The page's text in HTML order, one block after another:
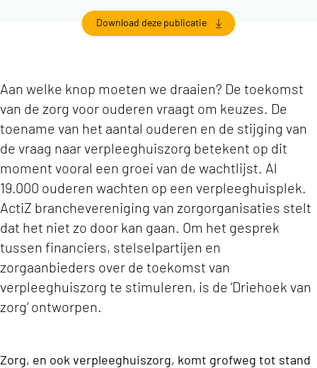
Download deze publicatie
Aan welke knop moeten we draaien? De toekomst
van de zorg voor ouderen vraagt om keuzes. De
toename van het aantal ouderen en de stijging van
de vraag naar verpleeghuiszorg betekent op dit
moment vooral een groei van de wachtlijst. Al
19.000 ouderen wachten op een verpleeghuisplek.
ActiZ branchevereniging van zorgorganisaties stelt
dat het niet zo door kan gaan. Om het gesprek
tussen financiers, stelselpartijen en
zorgaanbieders over de toekomst van
verpleeghuiszorg te stimuleren, is de ‘Driehoek van
zorg’ ontworpen.
Zorg, en ook verpleeghuiszorg, komt grofweg tot stand